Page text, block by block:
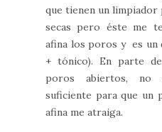
que tienen un limpiador
secas pero éste me
afina los poros y es un
+ tónico). En parte
poros abiertos, no
suficiente para que un
afina me atraiga.